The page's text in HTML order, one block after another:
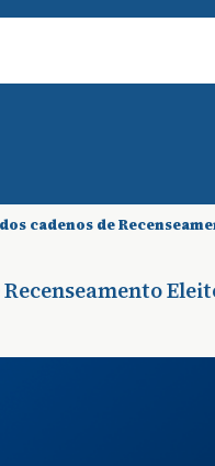
cadenos de